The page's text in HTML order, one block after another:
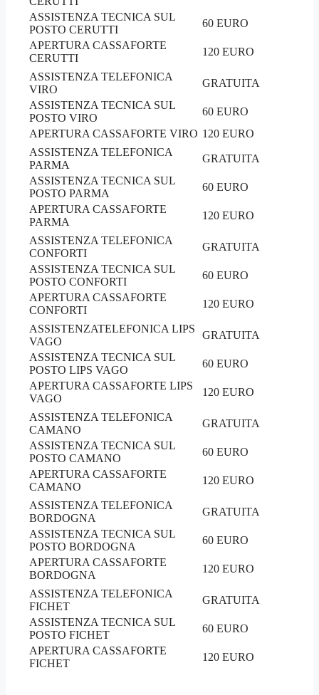
ASSISTENZA TECNICA SUL
POSTO CERUTTI
60 EURO
APERTURA CASSAFORTE
CERUTTI
120 EURO
ASSISTENZA TELEFONICA
VIRO
GRATUITA
ASSISTENZA TECNICA SUL
POSTO VIRO
60 EURO
APERTURA CASSAFORTE VIRO 120 EURO
ASSISTENZA TELEFONICA
PARMA
GRATUITA
ASSISTENZA TECNICA SUL
POSTO PARMA
60 EURO
APERTURA CASSAFORTE
PARMA
120 EURO
ASSISTENZA TELEFONICA
CONFORTI
GRATUITA
ASSISTENZA TECNICA SUL
POSTO CONFORTI
60 EURO
APERTURA CASSAFORTE
CONFORTI
120 EURO
ASSISTENZATELEFONICA LIPS
VAGO
GRATUITA
ASSISTENZA TECNICA SUL
POSTO LIPS VAGO
60 EURO
APERTURA CASSAFORTE LIPS
VAGO
120 EURO
ASSISTENZA TELEFONICA
CAMANO
GRATUITA
ASSISTENZA TECNICA SUL
POSTO CAMANO
60 EURO
APERTURA CASSAFORTE
CAMANO
120 EURO
ASSISTENZA TELEFONICA
BORDOGNA
GRATUITA
ASSISTENZA TECNICA SUL
POSTO BORDOGNA
60 EURO
APERTURA CASSAFORTE
BORDOGNA
120 EURO
ASSISTENZA TELEFONICA
FICHET
GRATUITA
ASSISTENZA TECNICA SUL
POSTO FICHET
60 EURO
APERTURA CASSAFORTE
FICHET
120 EURO